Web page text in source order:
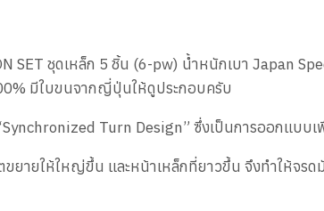
SET ชุดเหล็ก 5 ชิ้น (6-pw) น้ำหนักเบา Japan
มีใบขนจากญี่ปุ่นให้ดูประกอบครับ
Turn Design” ซึ่งเป็นการออกแบบเ
ายให้ใหญ่ขึ้น และหน้าเหล็กที่ยาวขึ้น จึงทำให้จร